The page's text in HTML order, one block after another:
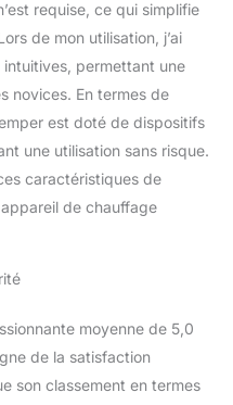
requise, ce qui simplifie
de mon utilisation, j’ai
permettant une
novices. En termes de
est doté de dispositifs
une utilisation sans risque.
caractéristiques de
de chauffage
moyenne de 5,0
de la satisfaction
son classement en termes